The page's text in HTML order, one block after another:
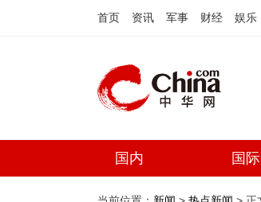
首页 资讯 军事 财经 娱乐
国内 国际